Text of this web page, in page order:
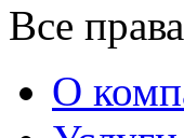
Все
О